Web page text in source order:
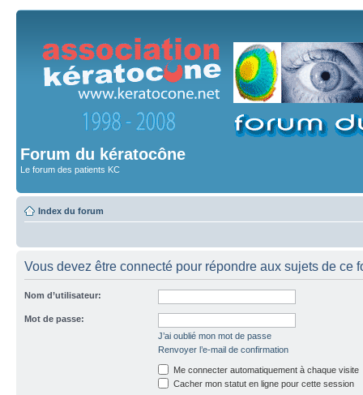
Forum du kératocône
Le forum des patients KC
Index du forum
Vous devez être connecté pour répondre aux sujets de ce
Nom d’utilisateur:
Mot de passe:
J’ai oublié mon mot de passe
Renvoyer l’e-mail de confirmation
Me connecter automatiquement à chaque visite
Cacher mon statut en ligne pour cette session